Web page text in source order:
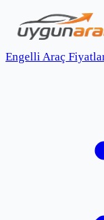
Engelli Araç